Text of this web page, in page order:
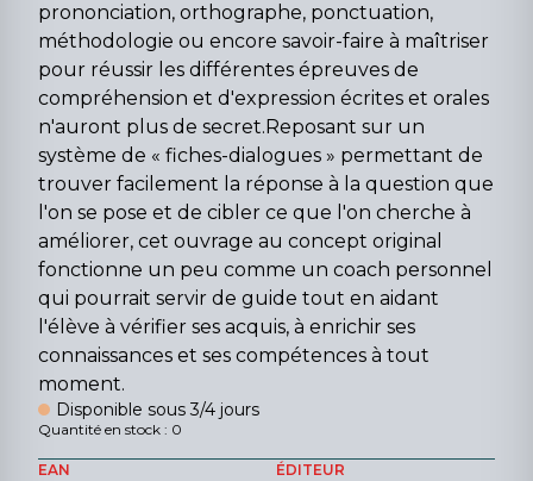
prononciation, orthographe, ponctuation,
méthodologie ou encore savoir-faire à maîtriser
pour réussir les différentes épreuves de
compréhension et d'expression écrites et orales
n'auront plus de secret.Reposant sur un
système de « fiches-dialogues » permettant de
trouver facilement la réponse à la question que
l'on se pose et de cibler ce que l'on cherche à
améliorer, cet ouvrage au concept original
fonctionne un peu comme un coach personnel
qui pourrait servir de guide tout en aidant
l'élève à vérifier ses acquis, à enrichir ses
connaissances et ses compétences à tout
moment.
Disponible sous 3/4 jours
Quantité en stock : 0
EAN ÉDITEUR